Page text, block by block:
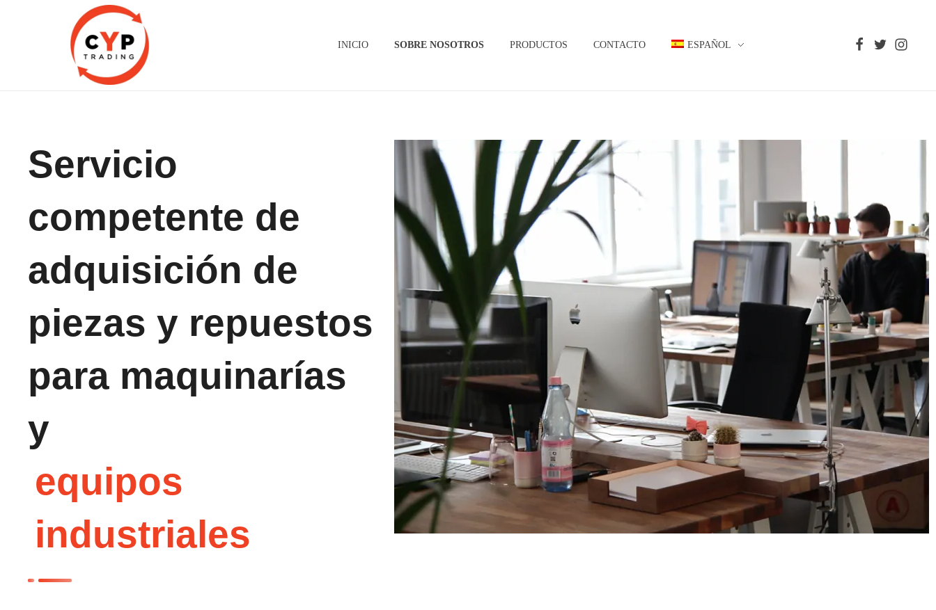
INICIO SOBRE NOSOTROS PRODUCTOS CONTACTO ESPAÑOL
Servicio
competente de
adquisición de
piezas y repuestos
para maquinarías
y
equipos
industriales